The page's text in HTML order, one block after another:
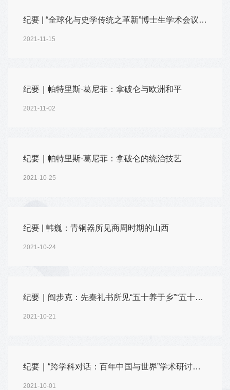
纪要 | “全球化与史学传统之革新”博士生学术会议顺利举办
2021-11-15
纪要｜帕特里斯·葛尼菲：拿破仑与欧洲和平
2021-11-02
纪要｜帕特里斯·葛尼菲：拿破仑的统治技艺
2021-10-25
纪要 | 韩巍：青铜器所见商周时期的山西
2021-10-24
纪要｜阎步克：先秦礼书所见“五十养于乡”“五十而后爵”新解——父老体制与爵制起源
2021-10-21
纪要｜“跨学科对话：百年中国与世界”学术研讨会第一次会议
2021-10-01